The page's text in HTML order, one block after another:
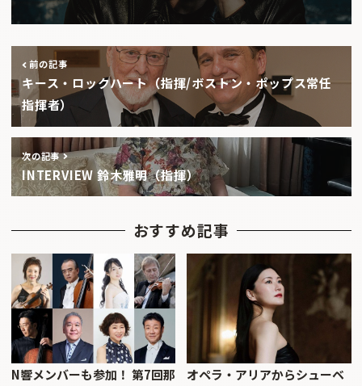
前の記事
キース・ロックハート（指揮/ボストン・ポップス常任
指揮者）
次の記事
INTERVIEW 鈴木雅明（指揮）
おすすめ記事
N響メンバーも参加！ 第7回那
オペラ・アリアからシューベ